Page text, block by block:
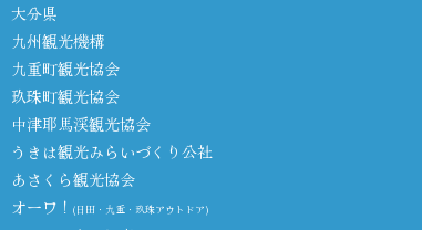
大分県
九州観光機構
九重町観光協会
玖珠町観光協会
中津耶馬渓観光協会
うきは観光みらいづくり公社
あさくら観光協会
オーワ！ (日田・九重・玖珠アウトドア)